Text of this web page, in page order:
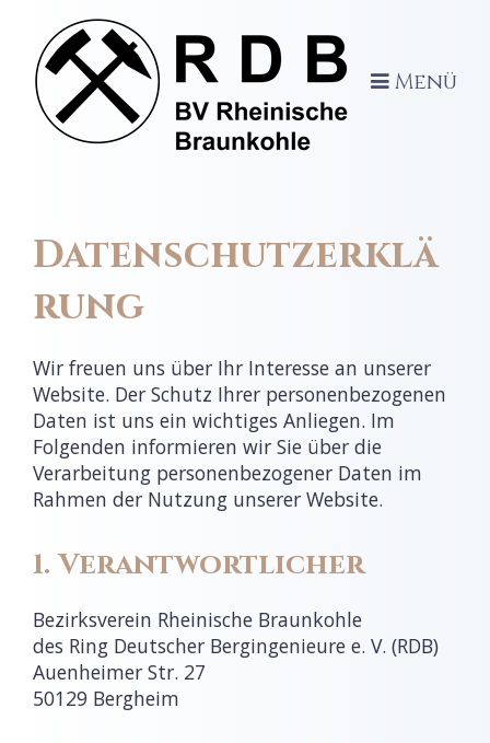
Menü
Datenschutzerklä
rung
Wir freuen uns über Ihr Interesse an unserer
Website. Der Schutz Ihrer personenbezogenen
Daten ist uns ein wichtiges Anliegen. Im
Folgenden informieren wir Sie über die
Verarbeitung personenbezogener Daten im
Rahmen der Nutzung unserer Website.
1. Verantwortlicher
Bezirksverein Rheinische Braunkohle
des Ring Deutscher Bergingenieure e. V. (RDB)
Auenheimer Str. 27
50129 Bergheim